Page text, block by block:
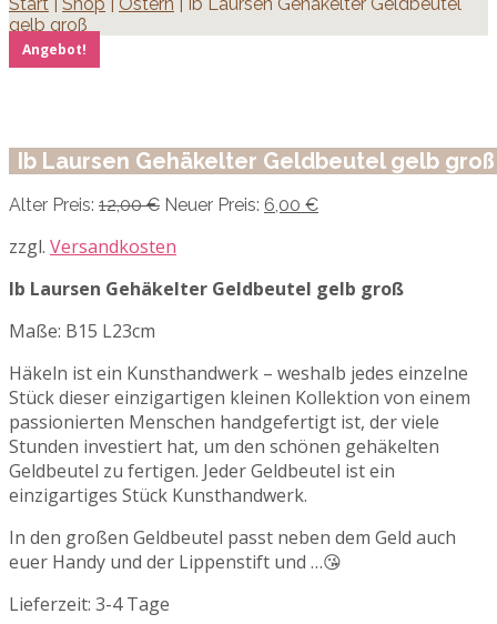
gelb groß
Angebot!
Ib Laursen Gehäkelter Geldbeutel gelb groß
Alter Preis: 12,00€ Ursprünglicher
war:
Neuer Preis: 6,00 €Aktueller
zzgl. Versandkosten
Ib Laursen Gehäkelter Geldbeutel gelb groß
Maße: B15 L23cm
Häkeln ist ein Kunsthandwerk – weshalb jedes einzelne
Stück dieser einzigartigen kleinen Kollektion von einem
passionierten Menschen handgefertigt ist, der viele
Stunden investiert hat, um den schönen gehäkelten
Geldbeutel zu fertigen. Jeder Geldbeutel ist ein
einzigartiges Stück Kunsthandwerk.
In den großen Geldbeutel passt neben dem Geld auch
euer Handy und der Lippenstift und …😘
Lieferzeit: 3-4 Tage